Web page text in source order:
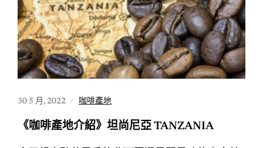
30 5 月, 2022 咖啡產地
《咖啡產地介紹》坦尚尼亞 TANZANIA